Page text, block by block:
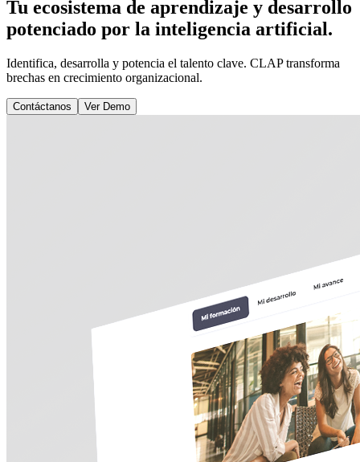
Tu ecosistema de aprendizaje y desarrollo
potenciado por la inteligencia artificial.
Identifica, desarrolla y potencia el talento clave. CLAP transforma
brechas en crecimiento organizacional.
Contáctanos Ver Demo